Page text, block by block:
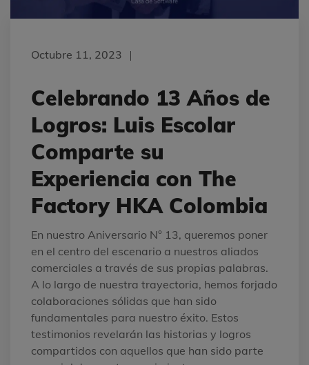
Octubre 11, 2023
Celebrando 13 Años de
Logros: Luis Escolar
Comparte su
Experiencia con The
Factory HKA Colombia
En nuestro Aniversario N° 13, queremos poner
en el centro del escenario a nuestros aliados
comerciales a través de sus propias palabras.
A lo largo de nuestra trayectoria, hemos forjado
colaboraciones sólidas que han sido
fundamentales para nuestro éxito. Estos
testimonios revelarán las historias y logros
compartidos con aquellos que han sido parte